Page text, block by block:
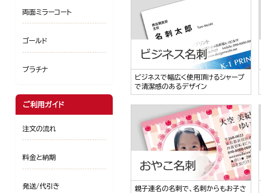
ビジネスで幅広く使用頂けるシャープ
で清潔感のあるデザイン
親子連名の名刺で、名刺からもお子さ
両面ミラーコート
ゴールド
プラチナ
ご利用ガイド
注文の流れ
料金と納期
発送/代引き